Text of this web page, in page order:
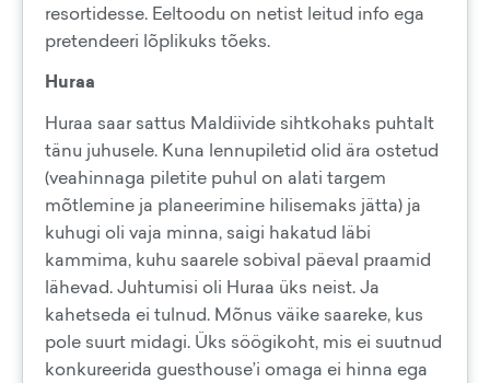
resortidesse. Eeltoodu on netist leitud info ega
pretendeeri lõplikuks tõeks.
Huraa
Huraa saar sattus Maldiivide sihtkohaks puhtalt
tänu juhusele. Kuna lennupiletid olid ära ostetud
(veahinnaga piletite puhul on alati targem
mõtlemine ja planeerimine hilisemaks jätta) ja
kuhugi oli vaja minna, saigi hakatud läbi
kammima, kuhu saarele sobival päeval praamid
lähevad. Juhtumisi oli Huraa üks neist. Ja
kahetseda ei tulnud. Mõnus väike saareke, kus
pole suurt midagi. Üks söögikoht, mis ei suutnud
konkureerida guesthouse’i omaga ei hinna ega